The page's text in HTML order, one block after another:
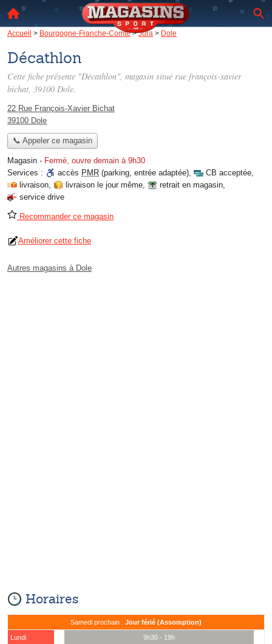
Accueil > Bourgogne-Franche-Comté>Jura > Dole
Décathlon
Cette fiche présente "Décathlon", magasin situé rue françois-xavier
bichat, 39100 Dole.
22 Rue François-Xavier Bichat
39100 Dole
📞 Appeler ce magasin
Magasin - Fermé, ouvre demain à 9h30
Services :
accès PMR (parking, entrée adaptée), CB acceptée,
livraison, livraison le jour même, retrait en magasin,
service drive
Recommander ce magasin
Améliorer cette fiche
Autres magasins à Dole
Horaires
Samedi prochain : Jour férié (Assomption)
Lundi
9h30 - 19h